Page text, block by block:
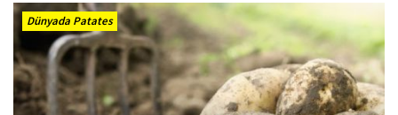
Dünyada Patates